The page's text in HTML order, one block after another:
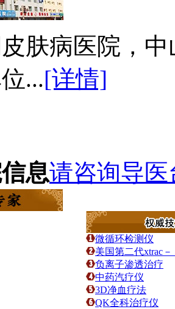
肤病医院，
...[详情]
息请咨询导医
微循环检测仪
美国第二代xtrac
负离子渗透治疗
中药汽疗仪
3D净血疗法
QK全科治疗仪